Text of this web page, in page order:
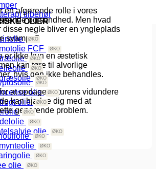
tilbehør
OLIER
FCF
olie
olie
olie
olie
en afgørende rolle i vores
og sundhed. Men hvad
disse negle bliver en yngleplads
svampe?
er ikke kun en æstetisk
kan føre til alvorlige
hvis den ikke behandles.
at opdage naturens vidundere
kan hjælpe dig med at
generende problem.